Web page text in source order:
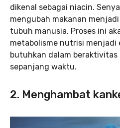
dikenal sebagai niacin.
mengubah makanan
tubuh manusia. Proses ini
metabolisme nutrisi menjadi
butuhkan dalam beraktivitas
sepanjang waktu.
2. Menghambat